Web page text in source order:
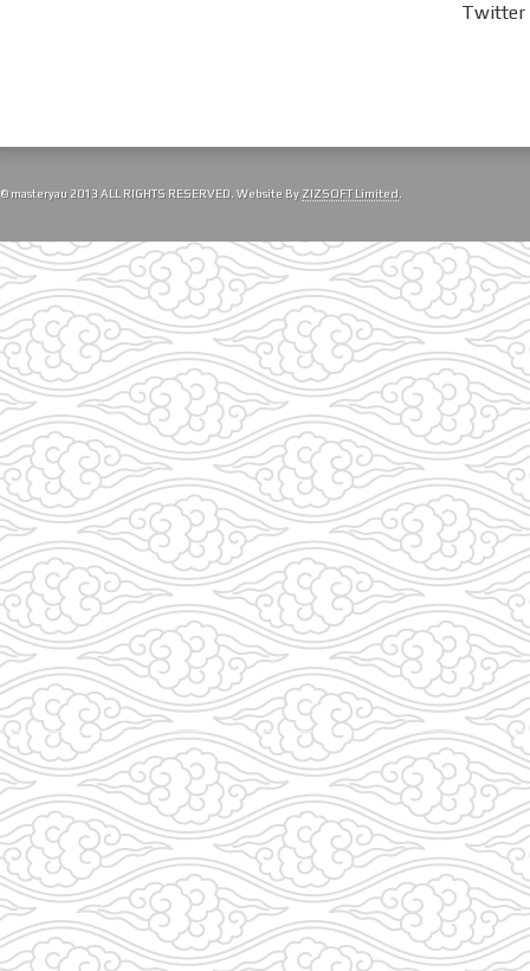
© masteryau 2013 ALL RIGHTS RESERVED. Website By ZIZSOFT Limited